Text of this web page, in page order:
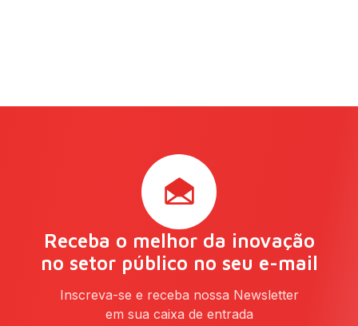
Receba o melhor da inovação
no setor público no seu e-mail
Inscreva-se e receba nossa Newsletter
em sua caixa de entrada